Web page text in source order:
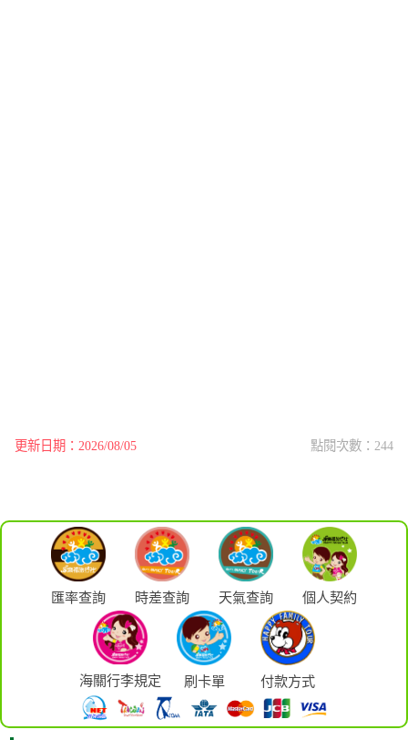
更新日期：2026/08/05 點閱次數：244
匯率查詢 時差查詢 天氣查詢 個人契約
海關行李規定 刷卡單 付款方式